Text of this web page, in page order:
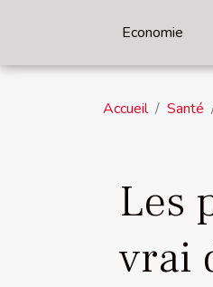
Economie
Accueil Santé
Les
vrai